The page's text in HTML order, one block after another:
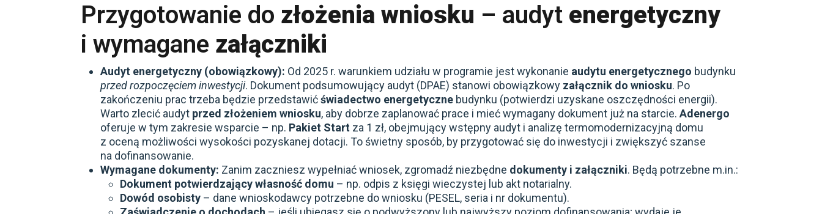
Przygotowanie do złożenia wniosku – audyt energetyczny
i wymagane załączniki
Audyt energetyczny (obowiązkowy): Od 2025 r. warunkiem udziału w programie jest wykonanie audytu energetycznego budynku
przed rozpoczęciem inwestycji. Dokument podsumowujący audyt (DPAE) stanowi obowiązkowy załącznik do wniosku. Po
zakończeniu prac trzeba będzie przedstawićświadectwo energetyczne budynku (potwierdzi uzyskane oszczędności energii).
Warto zlecić audyt przed złożeniem wniosku, aby dobrze zaplanować prace i mieć wymagany dokument już na starcie. Adenergo
oferuje w tym zakresie wsparcie – np. Pakiet Start za 1 zł, obejmujący wstępny audyt i analizę termomodernizacyjną domu
z oceną możliwości wysokości pozyskanej dotacji. To świetny sposób, by przygotować się do inwestycji i zwiększyć szanse
na dofinansowanie.
Wymagane dokumenty: Zanim zaczniesz wypełniać wniosek, zgromadź niezbędne dokumenty i załączniki. Będą potrzebne m.in.:
Dokument potwierdzający własność domu – np. odpis z księgi wieczystej lub akt notarialny.
Dowód osobisty – dane wnioskodawcy potrzebne do wniosku (PESEL, seria i nr dokumentu).